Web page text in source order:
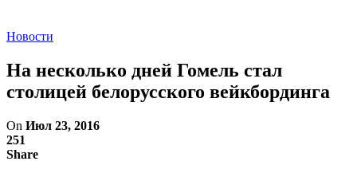
Новости
На несколько дней Гомель стал
столицей белорусского вейкбординга
On Июл 23, 2016
251
Share